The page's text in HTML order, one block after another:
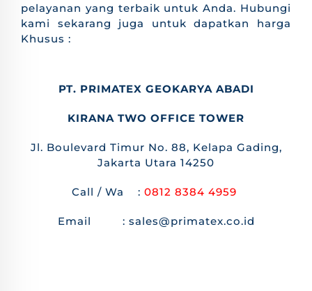
pelayanan yang terbaik untuk Anda. Hubungi
kami sekarang juga untuk dapatkan harga
Khusus :
PT. PRIMATEX GEOKARYA ABADI
KIRANA TWO OFFICE TOWER
Jl. Boulevard Timur No. 88, Kelapa Gading,
Jakarta Utara 14250
Call / Wa : 0812 8384 4959
Email : sales@primatex.co.id